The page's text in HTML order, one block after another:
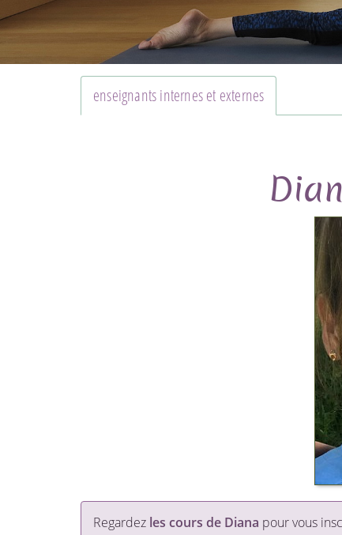
enseignants internes et externes
Regardez les cours de Diana pour vous